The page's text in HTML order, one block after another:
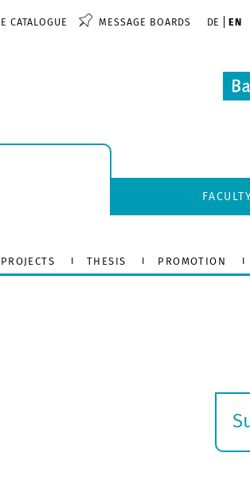
CATALOGUE MESSAGE BOARDS DE EN
THESIS PROMOTION